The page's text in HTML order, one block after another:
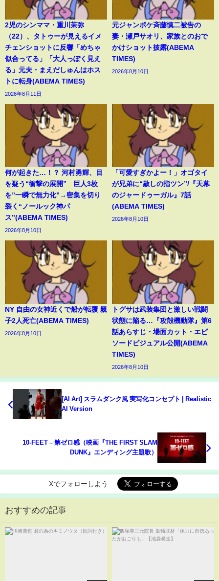
2児のシンママ・重川茉弥
（22）、タトゥーが見えるイメ
チェンショットに反響「めちゃ
似合ってる」「大人っぽく見え
る」元夫・まえだしゅんはホス
トに転身(ABEMA TIMES)
2026年8月11日
元ジャンポケ斉藤慎二被告の
妻・瀬戸サオリ、家族とのおで
かけショット披露(ABEMA
TIMES)
2026年8月10日
何が起きた…！？ 河村勇輝、目
を疑う“衝撃の展開” 巨人3枚
を”一瞬で無力化”→密集を切り
裂く“ノールック神パ
ス”(ABEMA TIMES)
2026年8月10日
「可愛すぎかよー！」オゴタイ
が兄弟に“赦しの指ツン”/『天幕
のジャードゥーガル』7話
(ABEMA TIMES)
2026年8月10日
NY 自由の女神近くで船が転覆 親
子2人死亡(ABEMA TIMES)
2026年8月10日
トグサは武装集団と激しい戦闘
状態に陥る…『攻殻機動隊』第6
話あらすじ・場面カット・エピ
ソードビジュアル公開(ABEMA
TIMES)
2026年8月10日
[AI Art] スラムダンク風 実写化コンセプト | Realistic
AI Version
10-FEET – 第ゼロ感（映画『THE FIRST SLAM
DUNK』エンディング主題歌）
Xでフォローしよう
おすすめの記事